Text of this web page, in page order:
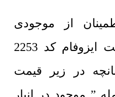
از موجودی
پارکت لمینت ایزوفام کد 2253
در زیر قیمت